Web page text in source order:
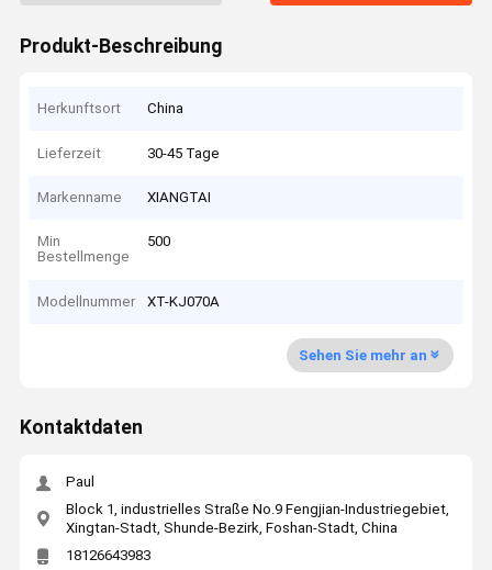
Produkt-Beschreibung
Herkunftsort China
Lieferzeit 30-45 Tage
Markenname XIANGTAI
Min
Bestellmenge
500
Modellnummer XT-KJ070A
Sehen Sie mehr an
Kontaktdaten
Paul
Block 1, industrielles Straße No.9 Fengjian-Industriegebiet,
Xingtan-Stadt, Shunde-Bezirk, Foshan-Stadt, China
18126643983